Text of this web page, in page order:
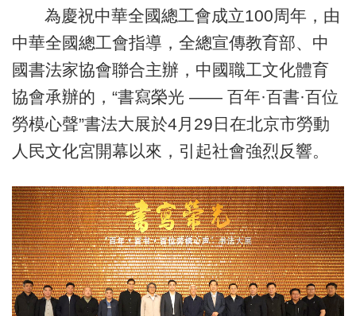
為慶祝中華全國總工會成立100周年，由
中華全國總工會指導，全總宣傳教育部、中
國書法家協會聯合主辦，中國職工文化體育
協會承辦的，“書寫榮光 —— 百年·百書·百位
勞模心聲”書法大展於4月29日在北京市勞動
人民文化宮開幕以來，引起社會強烈反響。